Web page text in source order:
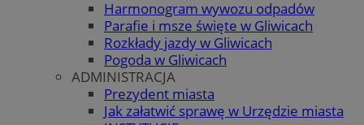
Harmonogram wywozu odpadów
Parafie i msze święte w Gliwicach
Rozkłady jazdy w Gliwicach
Pogoda w Gliwicach
ADMINISTRACJA
Prezydent miasta
Jak załatwić sprawę w Urzędzie miasta